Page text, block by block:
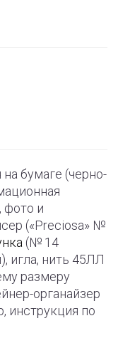
бумаге (черно-
фото и
(«Preciosa» №
(№ 14
игла, нить 45ЛЛ
размеру
органайзер
инструкция по